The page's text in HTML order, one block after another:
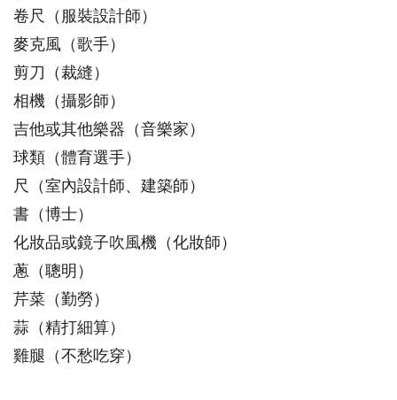
卷尺（服裝設計師）
麥克風（歌手）
剪刀（裁縫）
相機（攝影師）
吉他或其他樂器（音樂家）
球類（體育選手）
尺（室內設計師、建築師）
書（博士）
化妝品或鏡子吹風機（化妝師）
蔥（聰明）
芹菜（勤勞）
蒜（精打細算）
雞腿（不愁吃穿）